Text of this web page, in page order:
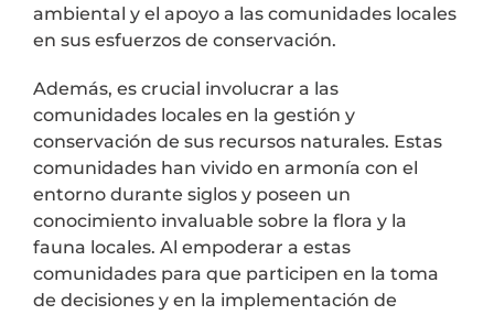
ambiental y el apoyo a las comunidades locales
en sus esfuerzos de conservación.
Además, es crucial involucrar a las
comunidades locales en la gestión y
conservación de sus recursos naturales. Estas
comunidades han vivido en armonía con el
entorno durante siglos y poseen un
conocimiento invaluable sobre la flora y la
fauna locales. Al empoderar a estas
comunidades para que participen en la toma
de decisiones y en la implementación de